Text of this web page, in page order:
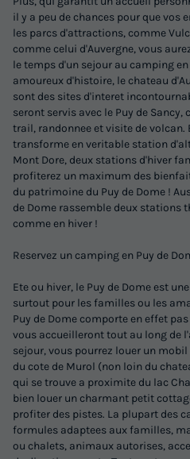
il y a peu de chances pour que vos
les parcs d'attractions, comme
comme celui d'Auvergne, vous
le temps d'un sejour au camping
amoureux d'histoire, le chateau
sont des sites d'interet
seront servis avec le Puy de
trail, randonnee et visite de volcan.
transforme en veritable station
Mont Dore, deux stations d'hiver
profiterez un maximum des
du patrimoine du Puy de Dome !
de Dome rassemble deux stations
comme en hiver !
Reservez un camping en Puy de
Ete ou hiver, le Puy de Dome est
surtout pour les familles ou les
Puy de Dome comporte en effet
vous accueilleront tout au long de
sejour, vous pourrez louer un
du cote de Murol (non loin du
qui se trouve a proximite du lac
bien louer un charmant petit
profiter des pistes. La plupart des
formules adaptees aux familles,
ou chalets, animaux autorises,